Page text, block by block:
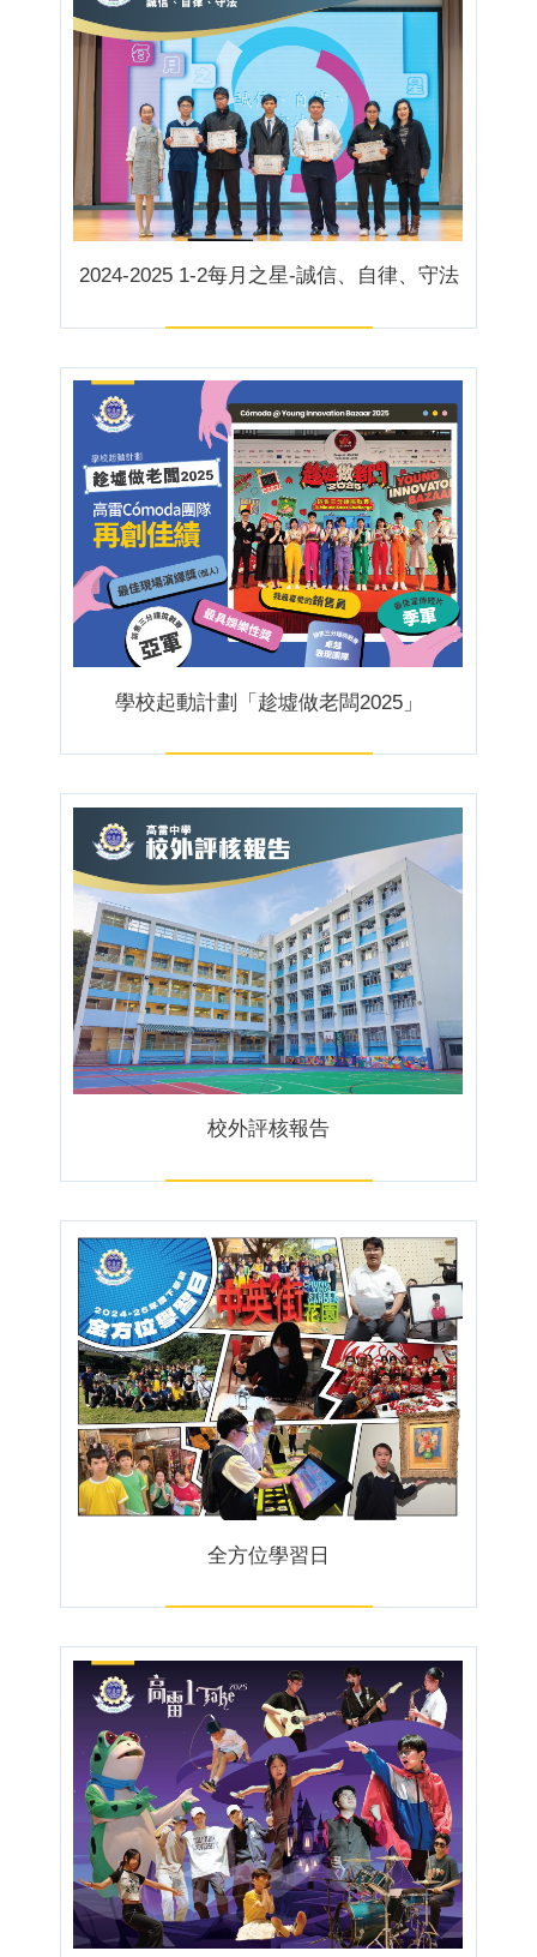
2024-2025 1-2每月之星-誠信、自律、守法
學校起動計劃「趁墟做老闆2025」
校外評核報告
全方位學習日